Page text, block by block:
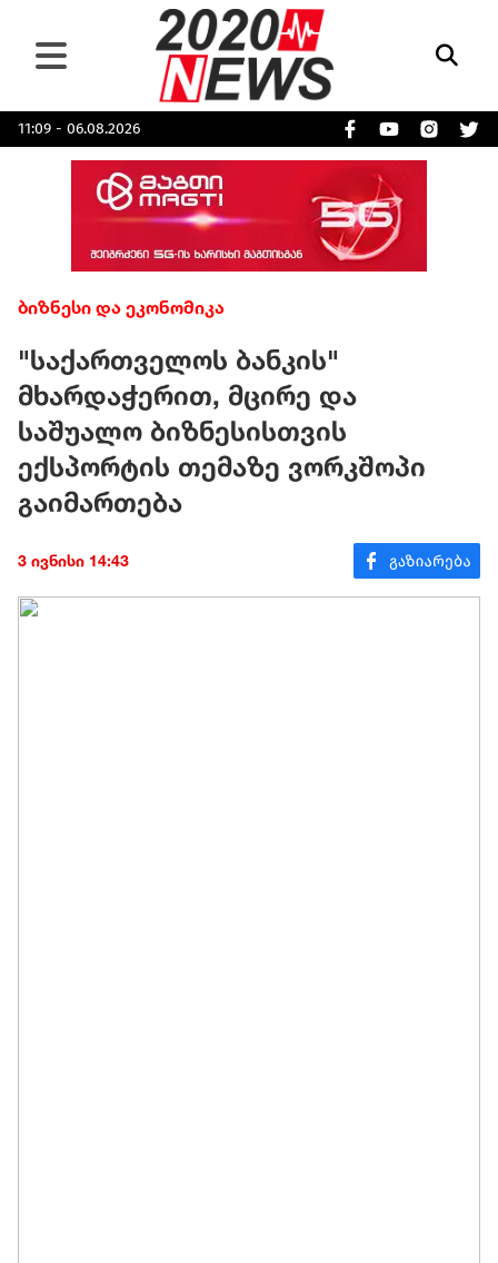
11:09 - 06.08.2026
ბიზნესი და ეკონომიკა
"საქართველოს ბანკის"
მხარდაჭერით, მცირე და
საშუალო ბიზნესისთვის
ექსპორტის თემაზე ვორკშოპი
გაიმართება
3 ივნისი 14:43